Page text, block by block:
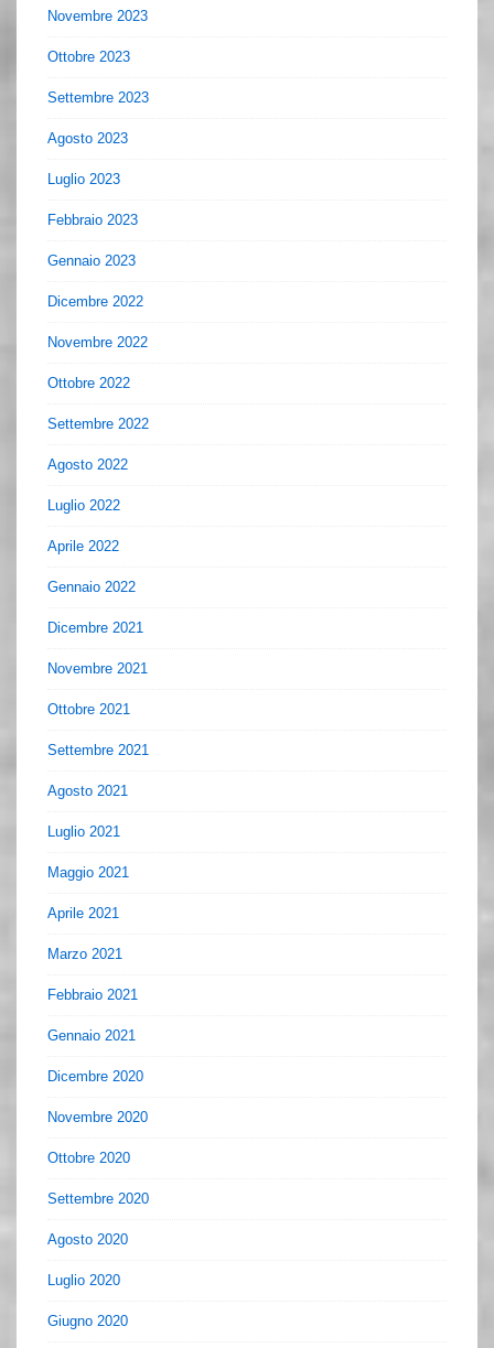
Novembre 2023
Ottobre 2023
Settembre 2023
Agosto 2023
Luglio 2023
Febbraio 2023
Gennaio 2023
Dicembre 2022
Novembre 2022
Ottobre 2022
Settembre 2022
Agosto 2022
Luglio 2022
Aprile 2022
Gennaio 2022
Dicembre 2021
Novembre 2021
Ottobre 2021
Settembre 2021
Agosto 2021
Luglio 2021
Maggio 2021
Aprile 2021
Marzo 2021
Febbraio 2021
Gennaio 2021
Dicembre 2020
Novembre 2020
Ottobre 2020
Settembre 2020
Agosto 2020
Luglio 2020
Giugno 2020